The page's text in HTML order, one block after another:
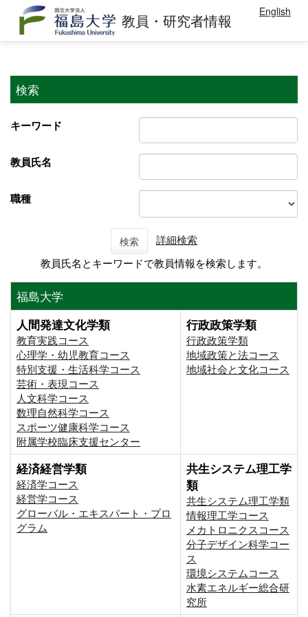
教員・研究者情報 English
検索
キーワード
教員氏名
職種
検索
詳細検索
教員氏名とキーワードで教員情報を検索します。
福島大学
人間発達文化学類
教育実践コース
心理学・幼児教育コース
特別支援・生活科学コース
芸術・表現コース
人文科学コース
数理自然科学コース
スポーツ健康科学コース
附属学校臨床支援センター
行政政策学類
行政政策学類
地域政策と法コース
地域社会と文化コース
経済経営学類
経済学コース
経営学コース
グローバル・エキスパート・プロ
グラム
共生システム理工学
類
共生システム理工学類
情報理工学コース
メカトロニクスコース
分子デザイン科学コー
ス
環境システムコース
⽔素エネルギー総合研
究所